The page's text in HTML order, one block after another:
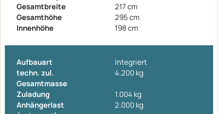
Gesamtbreite
217 cm
Gesamthöhe
295 cm
Innenhöhe
198 cm
Aufbauart
Integriert
techn. zul.
Gesamtmasse
4.200 kg
Zuladung
1.004 kg
Anhängerlast
2.000 kg